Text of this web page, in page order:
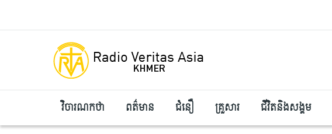
វិចារណកថា ពត៌មាន ជំនឿ គ្រួសារ ជីវិតនិងសង្គម